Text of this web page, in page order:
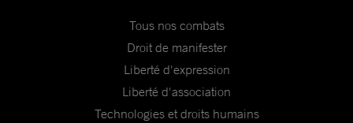
Tous nos combats
Droit de manifester
Liberté d'expression
Liberté d'association
Technologies et droits humains